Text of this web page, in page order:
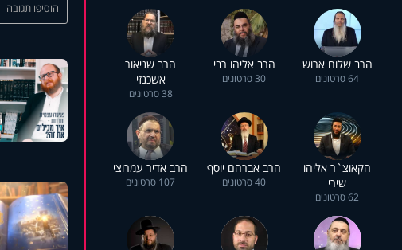
הרב שלום ארוש
64 סרטונים
הרב אליהו רבי
30 סרטונים
הרב שניאור
אשכנזי
38 סרטונים
הקאוצ`ר אליהו
שירי
62 סרטונים
הרב אברהם יוסף
40 סרטונים
הרב אדיר עמרוצי
107 סרטונים
הוסיפו תגובה